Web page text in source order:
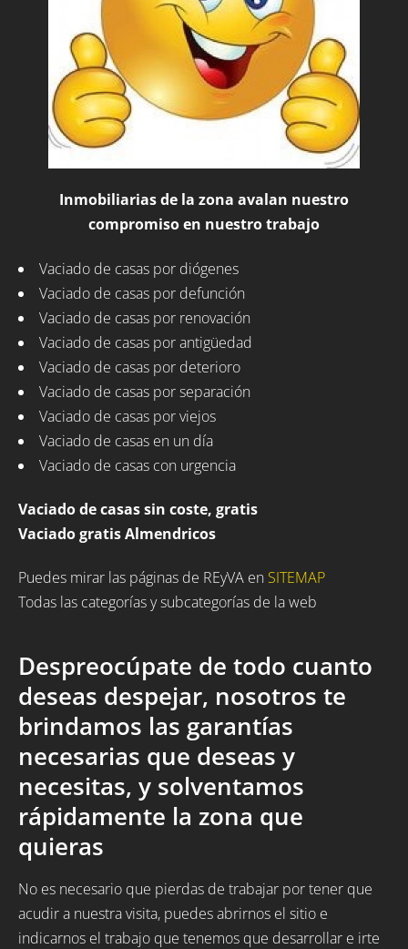
Inmobiliarias de la zona avalan nuestro
compromiso en nuestro trabajo
Vaciado de casas por diógenes
Vaciado de casas por defunción
Vaciado de casas por renovación
Vaciado de casas por antigüedad
Vaciado de casas por deterioro
Vaciado de casas por separación
Vaciado de casas por viejos
Vaciado de casas en un día
Vaciado de casas con urgencia
Vaciado de casas sin coste, gratis
Vaciado gratis Almendricos
Puedes mirar las páginas de REyVA en SITEMAP
Todas las categorías y subcategorías de la web
Despreocúpate de todo cuanto
deseas despejar, nosotros te
brindamos las garantías
necesarias que deseas y
necesitas, y solventamos
rápidamente la zona que
quieras
No es necesario que pierdas de trabajar por tener que
acudir a nuestra visita, puedes abrirnos el sitio e
indicarnos el trabajo que tenemos que desarrollar e irte